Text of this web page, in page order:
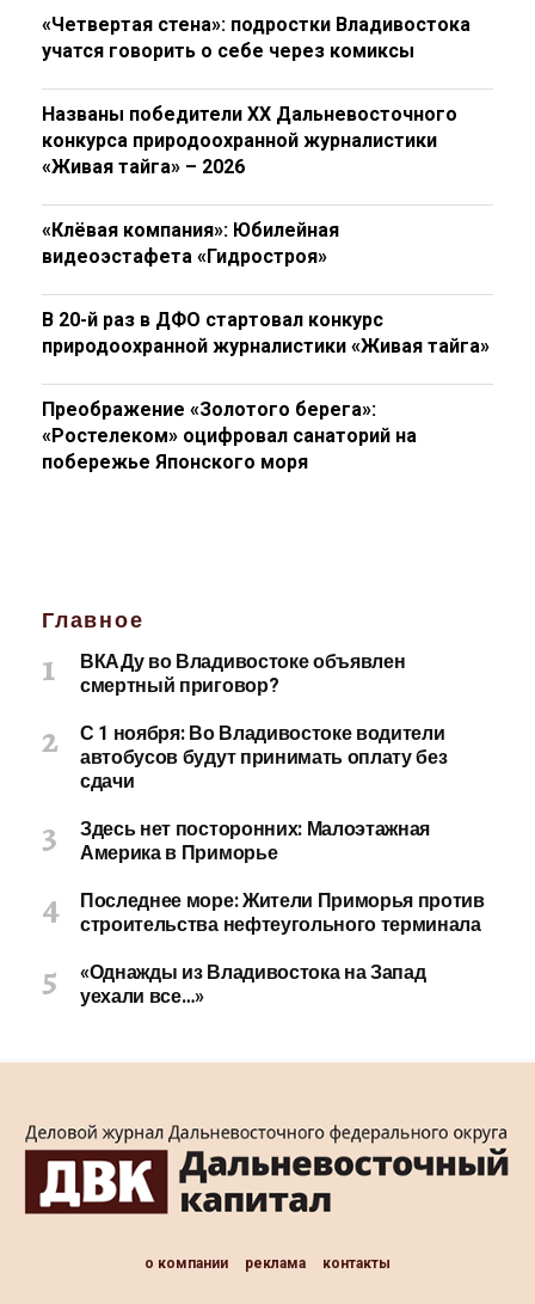
«Четвертая стена»: подростки Владивостока
учатся говорить о себе через комиксы
Названы победители XX Дальневосточного
конкурса природоохранной журналистики
«Живая тайга» – 2026
«Клёвая компания»: Юбилейная
видеоэстафета «Гидростроя»
В 20-й раз в ДФО стартовал конкурс
природоохранной журналистики «Живая тайга»
Преображение «Золотого берега»:
«Ростелеком» оцифровал санаторий на
побережье Японского моря
Главное
ВКАДу во Владивостоке объявлен
смертный приговор?
С 1 ноября: Во Владивостоке водители
автобусов будут принимать оплату без
сдачи
Здесь нет посторонних: Малоэтажная
Америка в Приморье
Последнее море: Жители Приморья против
строительства нефтеугольного терминала
«Однажды из Владивостока на Запад
уехали все…»
о компании реклама контакты